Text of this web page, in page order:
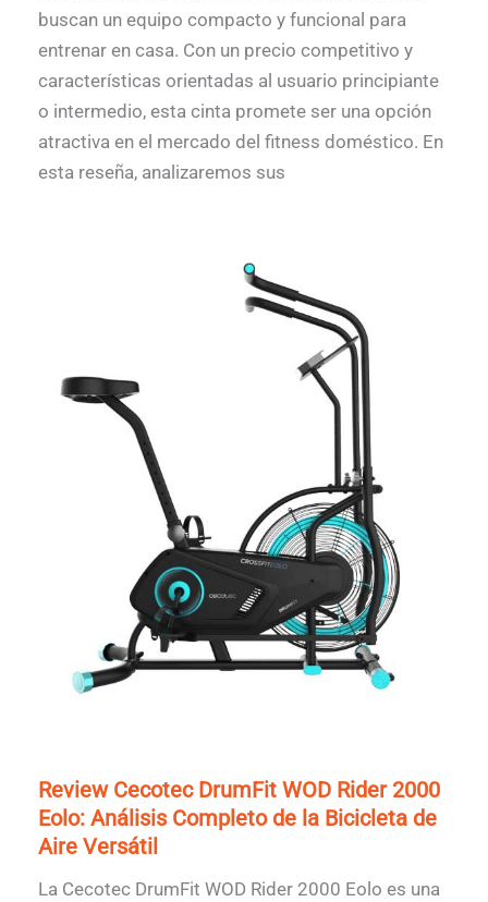
buscan un equipo compacto y funcional para
entrenar en casa. Con un precio competitivo y
características orientadas al usuario principiante
o intermedio, esta cinta promete ser una opción
atractiva en el mercado del fitness doméstico. En
esta reseña, analizaremos sus
Review Cecotec DrumFit WOD Rider 2000
Eolo: Análisis Completo de la Bicicleta de
Aire Versátil
La Cecotec DrumFit WOD Rider 2000 Eolo es una